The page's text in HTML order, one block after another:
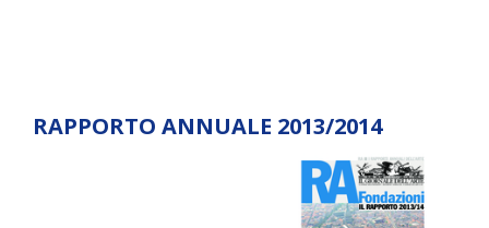
RAPPORTO ANNUALE 2013/2014